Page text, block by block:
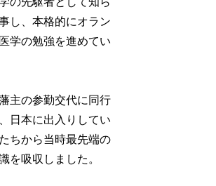
し、本格的にオラン
学の勉強を進めてい
主の参勤交代に同行
日本に出入りしてい
ちから当時最先端の
を吸収しました。